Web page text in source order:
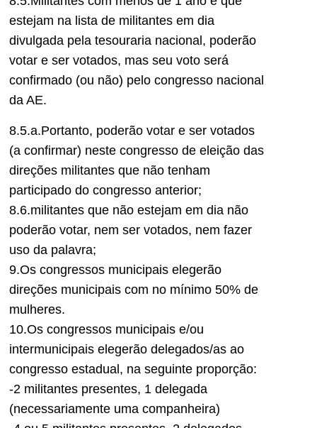
estejam na lista de militantes em dia
divulgada pela tesouraria nacional, poderão
votar e ser votados, mas seu voto será
confirmado (ou não) pelo congresso nacional
da AE.
8.5.a.Portanto, poderão votar e ser votados
(a confirmar) neste congresso de eleição das
direções militantes que não tenham
participado do congresso anterior;
8.6.militantes que não estejam em dia não
poderão votar, nem ser votados, nem fazer
uso da palavra;
9.Os congressos municipais elegerão
direções municipais com no mínimo 50% de
mulheres.
10.Os congressos municipais e/ou
intermunicipais elegerão delegados/as ao
congresso estadual, na seguinte proporção:
-2 militantes presentes, 1 delegada
(necessariamente uma companheira)